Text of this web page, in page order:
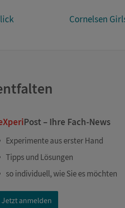
Cornelsen
Post – Ihre Fach-News
Experimente aus erster Hand
Tipps und Lösungen
so individuell, wie Sie es möchten
Jetzt anmelden